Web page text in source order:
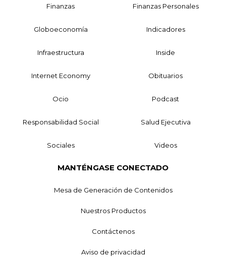
Finanzas Finanzas Personales
Globoeconomía Indicadores
Infraestructura Inside
Internet Economy Obituarios
Ocio Podcast
Responsabilidad Social Salud Ejecutiva
Sociales Videos
MANTÉNGASE CONECTADO
Mesa de Generación de Contenidos
Nuestros Productos
Contáctenos
Aviso de privacidad